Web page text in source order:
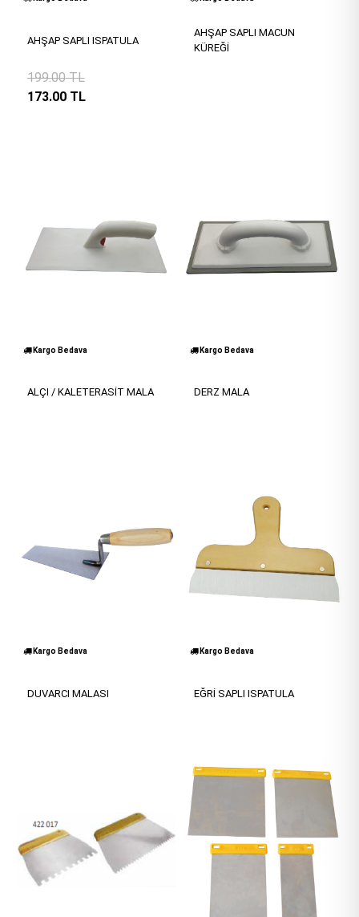
AHŞAP SAPLI ISPATULA
199.00TL
173.00TL
AHŞAP SAPLI MACUN
KÜREĞİ
Kargo Bedava
ALÇI / KALETERASİT MALA
Kargo Bedava
DERZ MALA
Kargo Bedava
DUVARCI MALASI
Kargo Bedava
EĞRİ SAPLI ISPATULA